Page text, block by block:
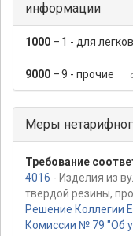
информации
1000 – 1 - для
9000 –9 - прочие
Меры
Требование
4016 - Изделия из
твердой резины,
Решение Коллегии
Комиссии № 79 "Об